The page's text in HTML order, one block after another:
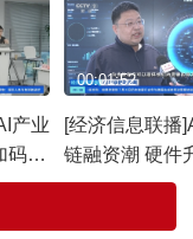
产业
码AI
业密
[经济信息联播
链融资潮 硬件
词元出海 中国
00:01:52